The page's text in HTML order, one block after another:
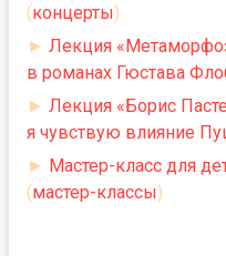
(концерты)
► Лекция
в романах Гюстава
► Лекция «Борис
я чувствую влияние
► Мастер-класс для
(мастер-классы)